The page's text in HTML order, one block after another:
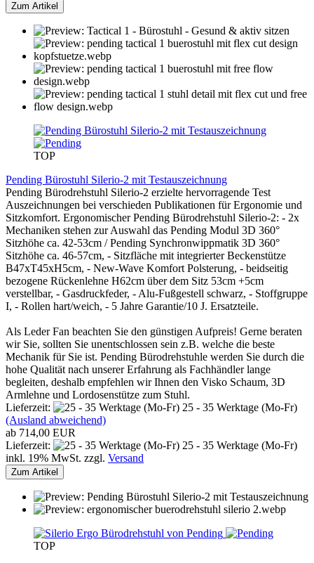
Zum Artikel
TOP
Pending Bürostuhl Silerio-2 mit Testauszeichnung
Pending Bürodrehstuhl Silerio-2 erzielte hervorragende Test
Auszeichnungen bei verschieden Publikationen für Ergonomie und
Sitzkomfort. Ergonomischer Pending Bürodrehstuhl Silerio-2: - 2x
Mechaniken stehen zur Auswahl das Pending Modul 3D 360°
Sitzhöhe ca. 42-53cm / Pending Synchronwippmatik 3D 360°
Sitzhöhe ca. 46-57cm, - Sitzfläche mit integrierter Beckenstütze
B47xT45xH5cm, - New-Wave Komfort Polsterung, - beidseitig
bezogene Rückenlehne H62cm über dem Sitz 53cm +5cm
verstellbar, - Gasdruckfeder, - Alu-Fußgestell schwarz, - Stoffgruppe
I, - Rollen hart/weich, - 5 Jahre Garantie/10 J. Ersatzteile.
Als Leder Fan beachten Sie den günstigen Aufpreis! Gerne beraten
wir Sie, sollten Sie unentschlossen sein z.B. welche die beste
Mechanik für Sie ist. Pending Bürodrehstuhle werden Sie durch die
hohe Qualität nach unserer Erfahrung als Fachhändler lange
begleiten, deshalb empfehlen wir Ihnen den Visko Schaum, 3D
Armlehne und Lordosenstütze zum Stuhl.
Lieferzeit:
25 - 35 Werktage (Mo-Fr)
(Ausland abweichend)
ab 714,00 EUR
Lieferzeit:
25 - 35 Werktage (Mo-Fr)
inkl. 19% MwSt. zzgl. Versand
Zum Artikel
TOP